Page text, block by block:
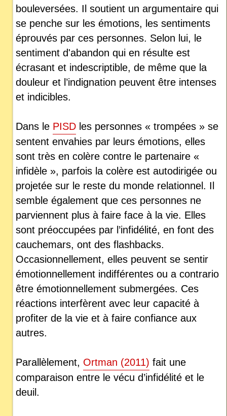
bouleversées. Il soutient un argumentaire qui
se penche sur les émotions, les sentiments
éprouvés par ces personnes. Selon lui, le
sentiment d'abandon qui en résulte est
écrasant et indescriptible, de même que la
douleur et l’indignation peuvent être intenses
et indicibles.
Dans le PISD les personnes « trompées » se
sentent envahies par leurs émotions, elles
sont très en colère contre le partenaire «
infidèle », parfois la colère est autodirigée ou
projetée sur le reste du monde relationnel. Il
semble également que ces personnes ne
parviennent plus à faire face à la vie. Elles
sont préoccupées par l’infidélité, en font des
cauchemars, ont des flashbacks.
Occasionnellement, elles peuvent se sentir
émotionnellement indifférentes ou a contrario
être émotionnellement submergées. Ces
réactions interfèrent avec leur capacité à
profiter de la vie et à faire confiance aux
autres.
Parallèlement, Ortman (2011) fait une
comparaison entre le vécu d’infidélité et le
deuil.